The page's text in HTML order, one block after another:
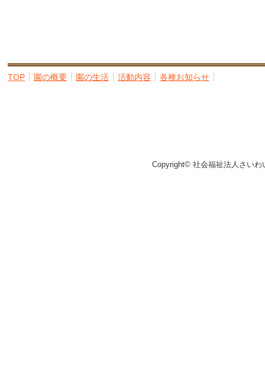
TOP 園の概要 園の生活 活動内容 各種お知らせ
Copyright© 社会福祉法人さい